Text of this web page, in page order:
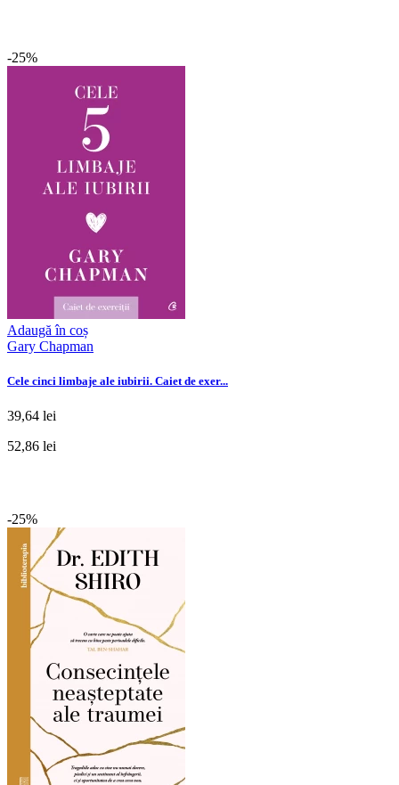
-25%
Adaugă în coș
Gary Chapman
Cele cinci limbaje ale iubirii. Caiet de exer...
39,64 lei
52,86 lei
-25%